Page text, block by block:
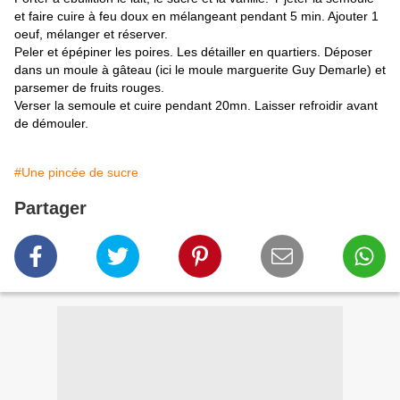
et faire cuire à feu doux en mélangeant pendant 5 min. Ajouter 1
oeuf, mélanger et réserver.
Peler et épépiner les poires. Les détailler en quartiers. Déposer
dans un moule à gâteau (ici le moule marguerite Guy Demarle) et
parsemer de fruits rouges.
Verser la semoule et cuire pendant 20mn. Laisser refroidir avant
de démouler.
#Une pincée de sucre
Partager